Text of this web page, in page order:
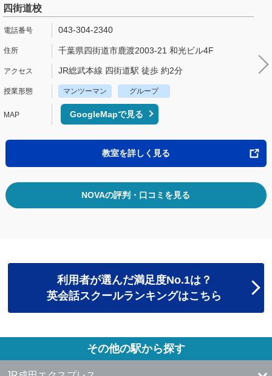
四街道校
043-304-2340
千葉県四街道市鹿渡2003-21 和光ビル4F
JR総武本線 四街道駅 徒歩 約2分
マンツーマン グループ
GoogleMapで見る
教室を詳しく見る
NOVAの評判・口コミを見る
利用者が選んだ満足度No.1は？
英会話スクールランキングはこちら
その他の駅から探す